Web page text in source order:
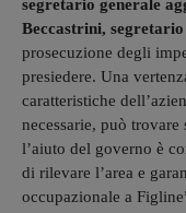
segretario generale
Beccastrini,
prosecuzione degli
presiedere. Una
caratteristiche
necessarie, può
l’aiuto del governo è
di rilevare l’area e
occupazionale a